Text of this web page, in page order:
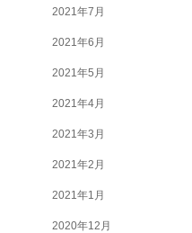
2021年7月
2021年6月
2021年5月
2021年4月
2021年3月
2021年2月
2021年1月
2020年12月